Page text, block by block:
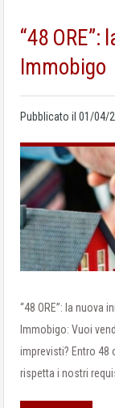
“48
Immobigo
Pubblicato il 01/04/
“48 ORE”: la nuova
Immobigo: Vuoi
imprevisti? Entro 48
rispetta i nostri